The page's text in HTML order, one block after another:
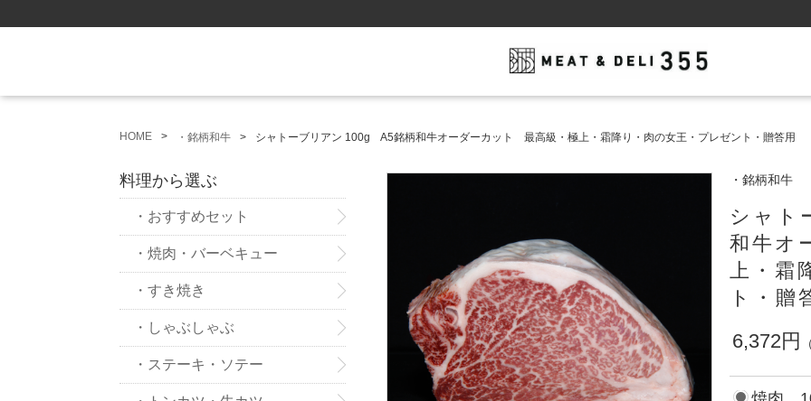
HOME ・銘柄和牛 シャトーブリアン 100g A5銘柄和牛オーダーカット 最高級・極上・霜降り・肉の女王・プレゼント・贈答用
・銘柄和牛
シャト
和牛オ
上・霜
ト・贈
6,372円
料理から選ぶ
・おすすめセット
・焼肉・バーベキュー
・すき焼き
・しゃぶしゃぶ
・ステーキ・ソテー